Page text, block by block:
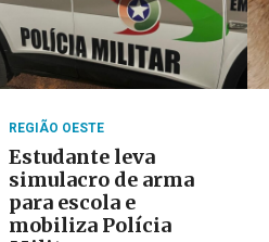
REGIÃO OESTE
Estudante leva
simulacro de arma
para escola e
mobiliza Polícia